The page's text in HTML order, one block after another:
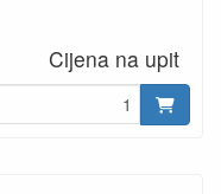
Cijena na upit